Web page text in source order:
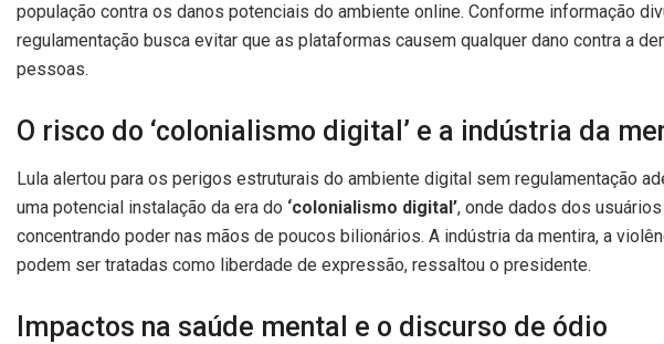
população contra os danos potenciais do ambiente online. Conforme informação
regulamentação busca evitar que as plataformas causem qualquer dano contra a
pessoas.
O risco do ‘colonialismo digital’ e a indústria da
Lula alertou para os perigos estruturais do ambiente digital sem regulamentação
uma potencial instalação da era do ‘colonialismo digital’, onde dados dos
concentrando poder nas mãos de poucos bilionários. A indústria da mentira, a
podem ser tratadas como liberdade de expressão, ressaltou o presidente.
Impactos na saúde mental e o discurso de ódio